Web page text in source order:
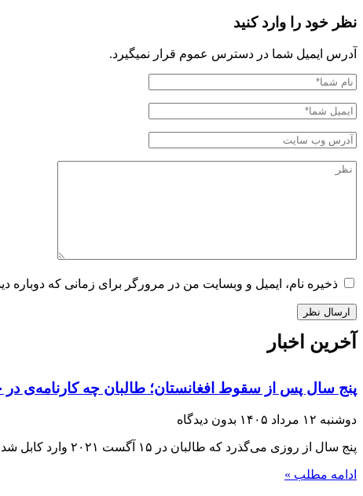
نظر خود را وارد کنید
آدرس ایمیل شما در دسترس عموم قرار نمیگیرد.
ذخیره نام، ایمیل و وبسایت من در مرورگر برای زمانی که دوباره
آخرین اخبار
پنج سال پس از سقوط افغانستان؛ طالبان چه کارنامه‌ی
دوشنبه ۱۲ مرداد ۱۴۰۵ بدون دیدگاه
پنج سال از روزی می‌گذرد که طالبان در ۱۵ آگست ۲۰۲۱ وارد کابل شدند و با فروپاشی حکومت جمهوریت، بار دیگر قدرت را در افغانستان
ادامه مطلب »